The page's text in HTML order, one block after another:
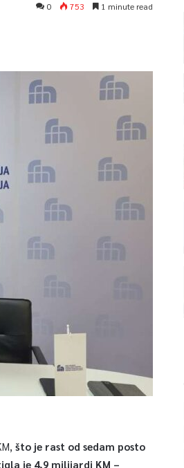
0 753 1 minute read
što je rast od sedam posto
je 4,9 milijardi KM –